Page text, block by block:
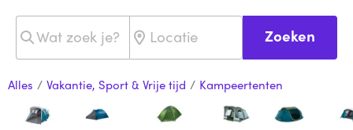
Zoeken
Alles / Vakantie, Sport & Vrije tijd / Kampeertenten